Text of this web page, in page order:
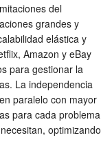
del
grandes y
elástica y
Amazon y eBay
para gestionar la
La independencia
paralelo con mayor
para cada problema
optimizando